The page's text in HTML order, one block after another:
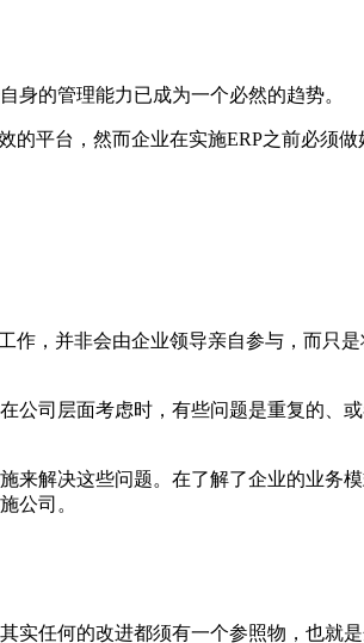
的管理能力已成为一个必然的趋势。
平台，然而企业在实施ERP之前必须做
，并非会由企业领导亲自参与，而只是
司层面考虑时，有些问题是重复的、
来解决这些问题。在了解了企业的业务
公司。
任何的改进都须有一个参照物，也就